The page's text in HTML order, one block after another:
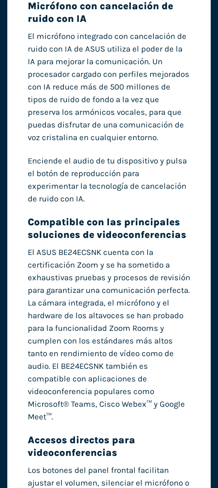
Micrófono con cancelación de
ruido con IA
El micrófono integrado con cancelación de
ruido con IA de ASUS utiliza el poder de la
IA para mejorar la comunicación. Un
procesador cargado con perfiles mejorados
con IA reduce más de 500 millones de
tipos de ruido de fondo a la vez que
preserva los armónicos vocales, para que
puedas disfrutar de una comunicación de
voz cristalina en cualquier entorno.
Enciende el audio de tu dispositivo y pulsa
el botón de reproducción para
experimentar la tecnología de cancelación
de ruido con IA.
Compatible con las principales
soluciones de videoconferencias
El ASUS BE24ECSNK cuenta con la
certificación Zoom y se ha sometido a
exhaustivas pruebas y procesos de revisión
para garantizar una comunicación perfecta.
La cámara integrada, el micrófono y el
hardware de los altavoces se han probado
para la funcionalidad Zoom Rooms y
cumplen con los estándares más altos
tanto en rendimiento de vídeo como de
audio. El BE24ECSNK también es
compatible con aplicaciones de
videoconferencia populares como
Microsoft® Teams, Cisco Webex™ y Google
Meet™.
Accesos directos para
videoconferencias
Los botones del panel frontal facilitan
ajustar el volumen, silenciar el micrófono o